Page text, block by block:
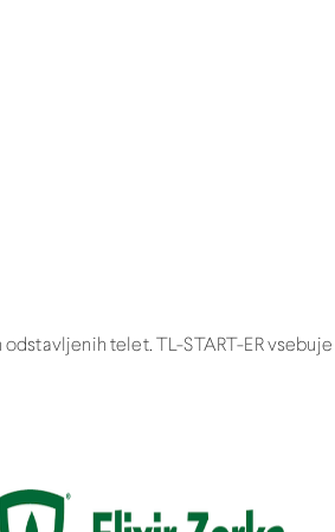
telet. TL-START-ER